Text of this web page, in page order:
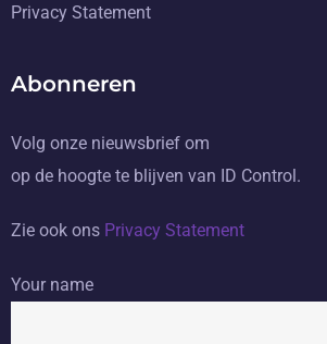
Privacy Statement
Abonneren
Volg onze nieuwsbrief om
op de hoogte te blijven van ID Control.
Zie ook ons Privacy Statement
Your name